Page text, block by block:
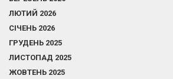
ЛЮТИЙ 2026
СІЧЕНЬ 2026
ГРУДЕНЬ 2025
ЛИСТОПАД 2025
ЖОВТЕНЬ 2025